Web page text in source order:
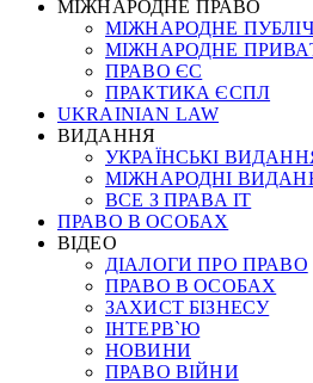
МІЖНАРОДНЕ ПРАВО
МІЖНАРОДНЕ
МІЖНАРОДНЕ
ПРАВО ЄС
ПРАКТИКА ЄСПЛ
UKRAINIAN LAW
ВИДАННЯ
УКРАЇНСЬКІ
МІЖНАРОДНІ
ВСЕ З ПРАВА ІТ
ПРАВО В ОСОБАХ
ВІДЕО
ДІАЛОГИ ПРО ПРАВО
ПРАВО В ОСОБАХ
ЗАХИСТ БІЗНЕСУ
ІНТЕРВ`Ю
НОВИНИ
ПРАВО ВІЙНИ